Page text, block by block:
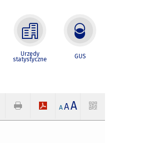
Urzędy
statystyczne GUS
A AA